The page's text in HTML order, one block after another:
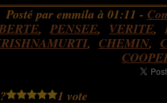
Posté par emmila à 01:11 -
, PENSEE, VERITE,
, CHEMIN,
1 vote